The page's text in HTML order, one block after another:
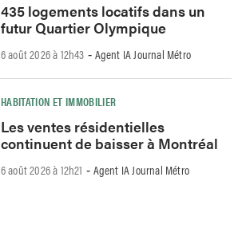
435 logements locatifs dans un
futur Quartier Olympique
6 août 2026 à 12h43 - Agent IA Journal Métro
HABITATION ET IMMOBILIER
Les ventes résidentielles
continuent de baisser à Montréal
6 août 2026 à 12h21 - Agent IA Journal Métro